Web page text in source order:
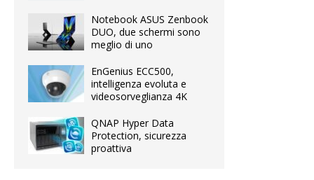
Notebook ASUS Zenbook
DUO, due schermi sono
meglio di uno
EnGenius ECC500,
intelligenza evoluta e
videosorveglianza 4K
QNAP Hyper Data
Protection, sicurezza
proattiva